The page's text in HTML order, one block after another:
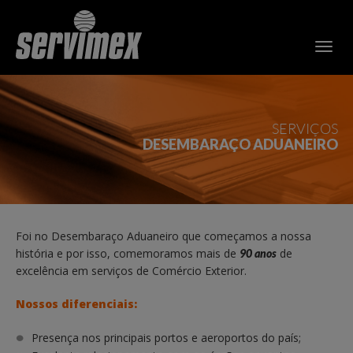
SERVIÇOS
DESEMBARAÇO ADUANEIRO
Foi no Desembaraço Aduaneiro que começamos a nossa
história e por isso, comemoramos mais de 90 anos de
excelência em serviços de Comércio Exterior.
Nossos diferenciais:
Presença nos principais portos e aeroportos do país;